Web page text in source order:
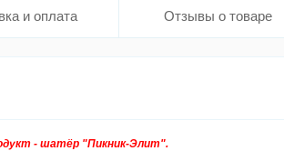
и оплата Отзывы о товаре
- шатёр "Пикник-Элит".